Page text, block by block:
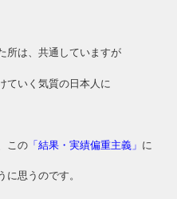
所は、共通していますが
ていく気質の日本人に
この 「結果・実績偏重主義」 に
に思うのです。